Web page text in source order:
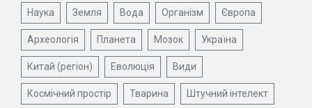
Наука Земля Вода Організм Європа
Археологія Планета Мозок Україна
Китай (регіон) Еволюція Види
Космічний простір Тварина Штучний інтелект